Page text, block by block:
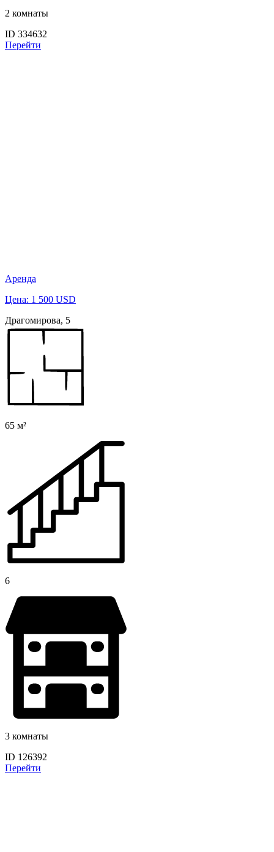
2 комнаты
ID 334632
Перейти
Аренда
Цена: 1 500 USD
Драгомирова, 5
65 м²
6
3 комнаты
ID 126392
Перейти